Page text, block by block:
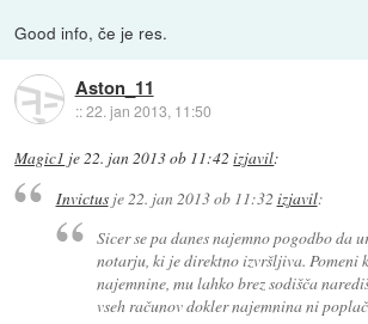
Good info, če je res.
Aston_11
::22. jan 2013, 11:50
Magic1 je22. jan 2013 ob 11:42 izjavil:
Invictusje22. jan 2013 ob 11:32 izjavil:
Sicer se pa danes najemno pogodbo da
notarju, ki je direktno izvršljiva. Pomeni
najemnine, mu lahko brez sodišča
vseh računov dokler najemnina ni